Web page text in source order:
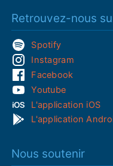
Retrouvez-nous
Spotify
Instagram
Facebook
Youtube
L'application iOS
L'application
Nous soutenir